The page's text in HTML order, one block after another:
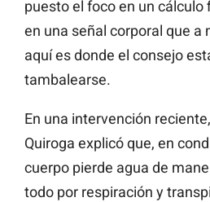
puesto el foco en un cálculo
en una señal corporal que a
aquí es donde el consejo
tambalearse.
En una intervención
Quiroga explicó que, en
cuerpo pierde agua de
todo por respiración y